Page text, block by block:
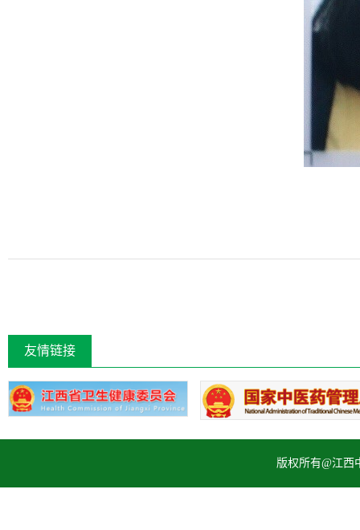
友情链接
版权所有@江西